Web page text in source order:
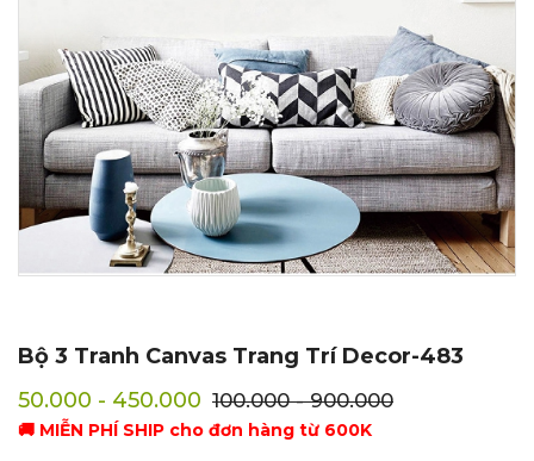
Bộ 3 Tranh Canvas Trang Trí Decor-483
50.000 - 450.000 100.000 - 900.000
🚚 MIỄN PHÍ SHIP cho đơn hàng từ 600K